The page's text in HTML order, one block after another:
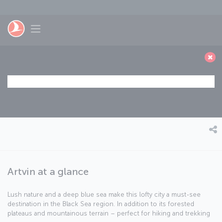
Toggle navigation
Artvin at a glance
Lush nature and a deep blue sea make this lofty city a must-see
destination in the Black Sea region. In addition to its forested
plateaus and mountainous terrain – perfect for hiking and trekking